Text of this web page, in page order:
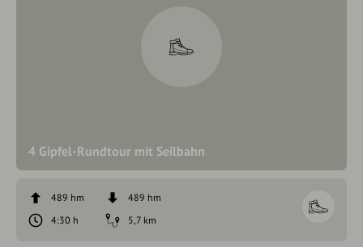
4 Gipfel-Rundtour mit Seilbahn
489 hm
489 hm
4:30 h
5,7 km